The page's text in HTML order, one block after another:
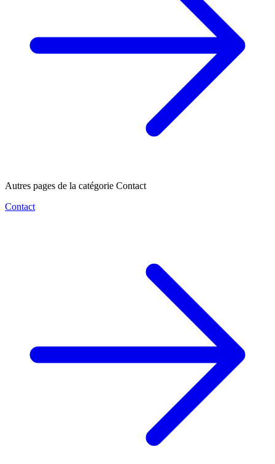
Autres pages de la catégorie Contact
Contact